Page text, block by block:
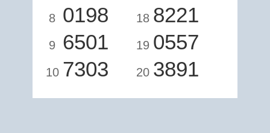
8 0198
9 6501
10 7303
18 8221
19 0557
20 3891